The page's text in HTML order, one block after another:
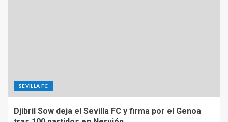
SEVILLA FC
Djibril Sow deja el Sevilla FC y firma por el Genoa